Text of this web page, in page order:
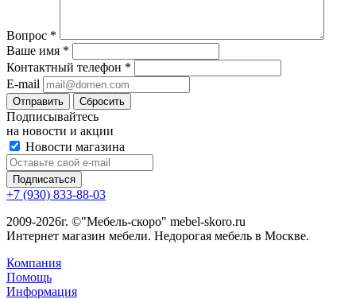
Вопрос *
Ваше имя *
Контактный телефон *
E-mail
Сбросить
Подписывайтесь
на новости и акции
Новости магазина
+7 (930) 833-88-03
2009-2026г. ©"Мебель-скоро" mebel-skoro.ru
Интернет магазин мебели. Недорогая мебель в Москве.
Компания
Помощь
Информация